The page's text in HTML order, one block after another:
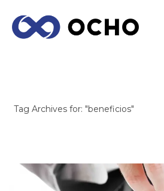
Tag Archives for: "beneficios"